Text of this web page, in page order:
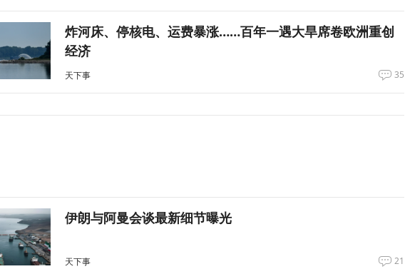
炸河床、停核电、运费暴涨……百年一遇大旱席卷欧洲重创
经济
天下事 35
伊朗与阿曼会谈最新细节曝光
天下事 21